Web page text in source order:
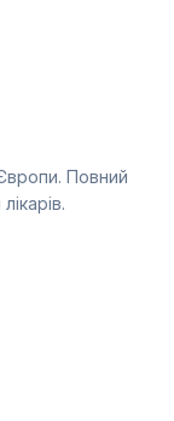
Повний